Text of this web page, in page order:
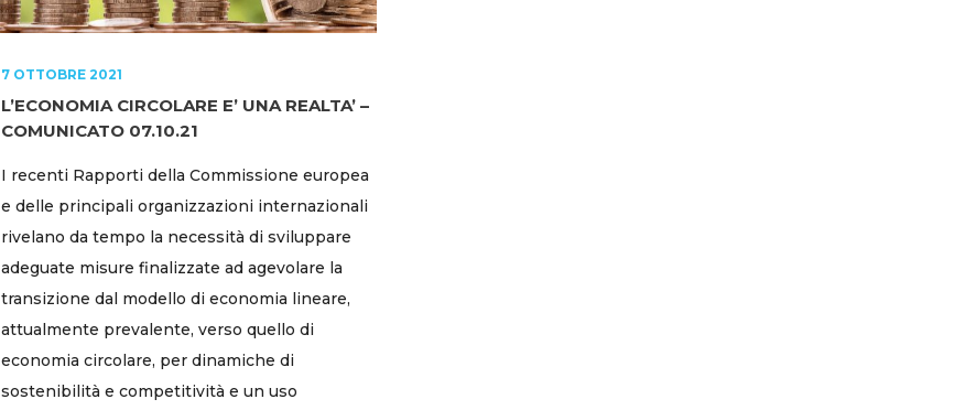
7 OTTOBRE 2021
L’ECONOMIA CIRCOLARE E’ UNA REALTA’ –
COMUNICATO 07.10.21
I recenti Rapporti della Commissione europea
e delle principali organizzazioni internazionali
rivelano da tempo la necessità di sviluppare
adeguate misure finalizzate ad agevolare la
transizione dal modello di economia lineare,
attualmente prevalente, verso quello di
economia circolare, per dinamiche di
sostenibilità e competitività e un uso